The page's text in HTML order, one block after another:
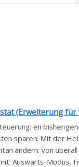
(Erweiterung für
en
sparen: Mit der
ändern: von
Auswärts-Modus,